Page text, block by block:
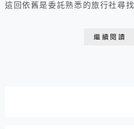
這回依舊是委託熟悉的旅行社尋
當感覺也不錯。 【澳門&珠海海
繼續閱讀